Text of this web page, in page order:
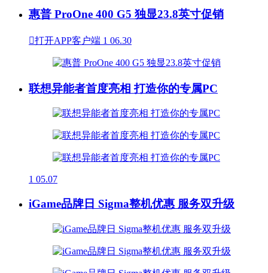
惠普 ProOne 400 G5 独显23.8英寸促销
打开APP客户端 1 06.30
联想异能者首度亮相 打造你的专属PC
1 05.07
iGame品牌日 Sigma整机优惠 服务双升级